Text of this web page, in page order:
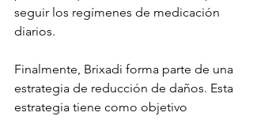
seguir los regímenes de medicación
diarios.
Finalmente, Brixadi forma parte de una
estrategia de reducción de daños. Esta
estrategia tiene como objetivo